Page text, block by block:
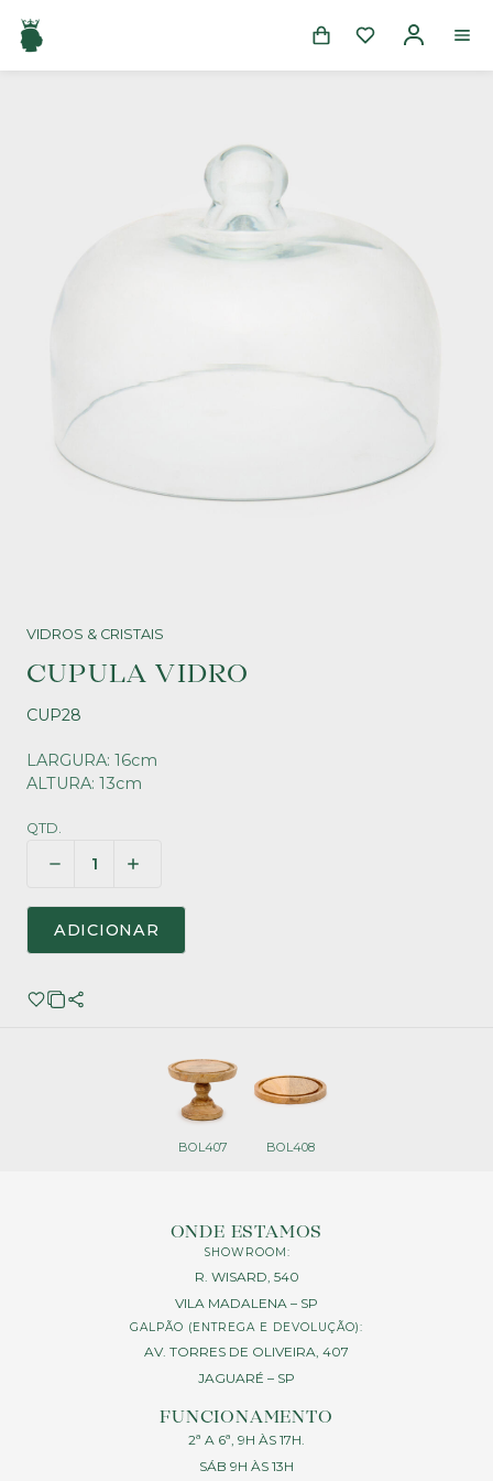
VIDROS & CRISTAIS
CUPULA VIDRO
CUP28
LARGURA: 16cm
ALTURA: 13cm
QTD.
ADICIONAR
BOL407 BOL408
ONDE ESTAMOS
SHOWROOM:
R. WISARD, 540
VILA MADALENA – SP
GALPÃO (ENTREGA E DEVOLUÇÃO):
AV. TORRES DE OLIVEIRA, 407
JAGUARÉ – SP
FUNCIONAMENTO
2ª A 6ª, 9H ÀS 17H.
SÁB 9H ÀS 13H